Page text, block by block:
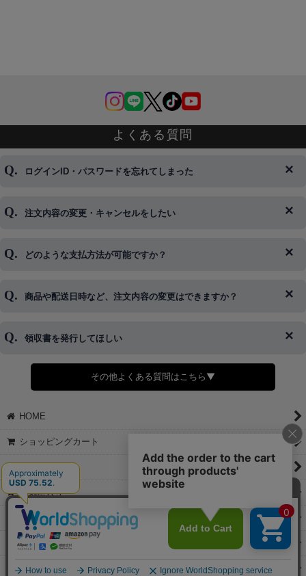
よくある質問
ログインID・パスワードを忘れてしまった
◆下記ページより、ログインIDの変更が可能です。
注文内容の変更・キャンセルをしたい
◆即日発送を行なっている関係上、午後以降のご連絡やキャンセル
※発送後、発送準備が完了しお手続きが間に合わない場合は変更、
どのような支払方法が可能ですか？
◆代金引換・クレジットカード・携帯キャリア決済・おねだり決
＞詳細は画像をタップ＜
商品や配送日時など、注文内容の変更はできますか？
◆商品発送前の変更は承っております。
さい。
領収書を発行してほしい
◆領収書はご希望頂いた場合のみ発行しております。
【これからご注文する場合】
STEP2「お届け先・お支払い」ページにて備考欄に下記の記載をお
願いします。
②宛名（空欄は上様は不可）
③但し書き（空欄やお品代は不可）
【すでにご注文が完了している場合】
①お電話・メール・LINEにて領収書希望の連絡をお願い致します
②後日、郵送にて領収書を送らせて頂きます。
その他よくある質問はこちら▼
HOME
ショッピングカート
お気に入り
特定商取引法表示
ご利用案内
お問い合せ